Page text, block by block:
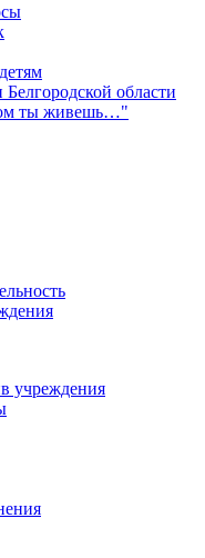
области
ты живешь…"
учреждения